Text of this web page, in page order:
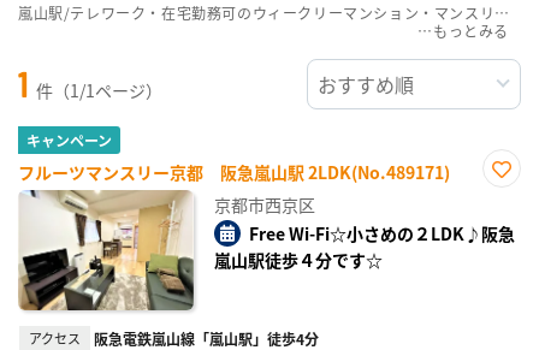
1 件（1/1ページ）
キャンペーン
フルーツマンスリー京都 阪急嵐山駅 2LDK(No.489171)
り登
録
京都市西京区
Free Wi-Fi☆小さめの２LDK♪阪急
嵐山駅徒歩４分です☆
アクセス 阪急電鉄嵐山線「嵐山駅」徒歩4分
嵐山駅/テレワーク・在宅勤務可のウィークリーマンション・マンスリーマンション賃貸物件一覧を掲載中。敷金・礼金無料、家具・家電付をご紹介。こだわり条件での絞込みも簡単！
…